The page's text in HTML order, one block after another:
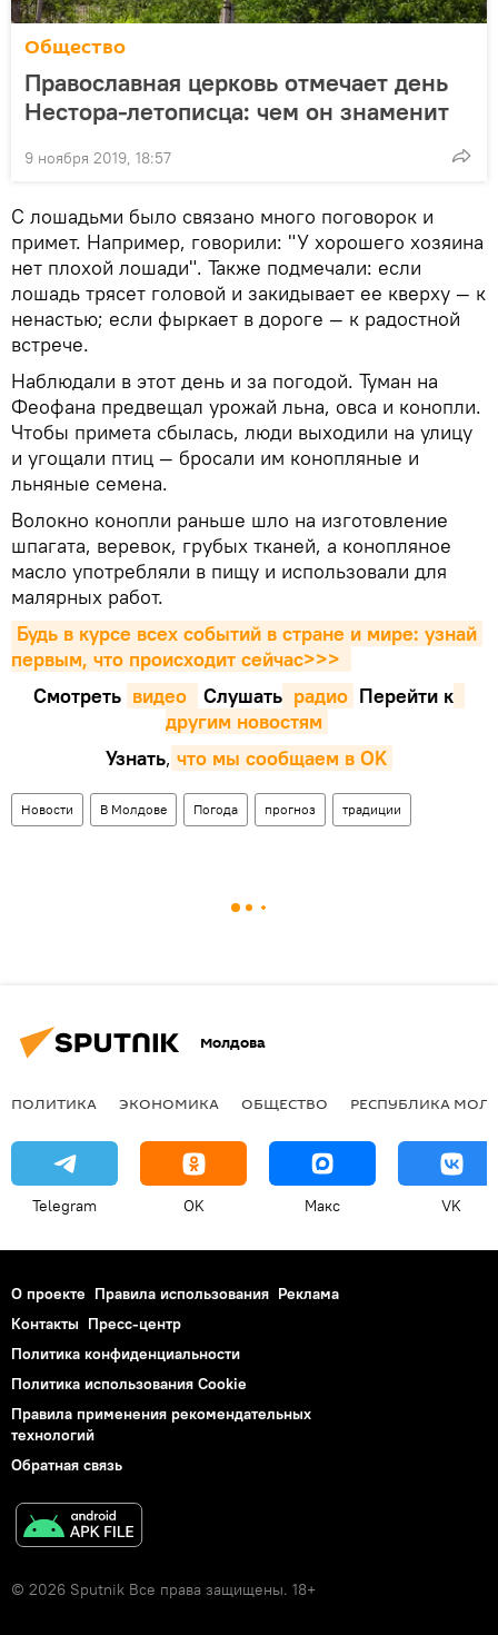
Общество
Православная церковь отмечает день
Нестора-летописца: чем он знаменит
9 ноября 2019, 18:57
С лошадьми было связано много поговорок и
примет. Например, говорили: "У хорошего хозяина
нет плохой лошади". Также подмечали: если
лошадь трясет головой и закидывает ее кверху — к
ненастью; если фыркает в дороге — к радостной
встрече.
Наблюдали в этот день и за погодой. Туман на
Феофана предвещал урожай льна, овса и конопли.
Чтобы примета сбылась, люди выходили на улицу
и угощали птиц — бросали им конопляные и
льняные семена.
Волокно конопли раньше шло на изготовление
шпагата, веревок, грубых тканей, а конопляное
масло употребляли в пищу и использовали для
малярных работ.
Будь в курсе всех событий в стране и мире: узнай
первым, что происходит сейчаc>>>
Смотреть видео Cлушать радио Перейти к
другим новостям
Узнать, что мы сообщаем в OK
Новости В Молдове Погода прогноз традиции
Молдова
ПОЛИТИКА ЭКОНОМИКА ОБЩЕСТВО РЕСПУБЛИКА
Telegram OK Макс VK
О проекте Правила использования Реклама
Контакты Пресс-центр
Политика конфиденциальности
Политика использования Cookie
Правила применения рекомендательных
технологий
Обратная связь
© 2026 Sputnik Все права защищены. 18+